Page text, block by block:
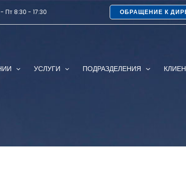
Пт 8:30 - 17:30 ОБРАЩЕНИЕ К
УСЛУГИ ПОДРАЗДЕЛЕНИЯ